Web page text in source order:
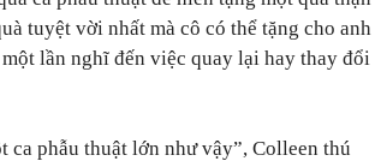
tuyệt vời nhất mà cô có thể tặng cho anh
lần nghĩ đến việc quay lại hay thay đổi
ca phẫu thuật lớn như vậy”, Colleen thú